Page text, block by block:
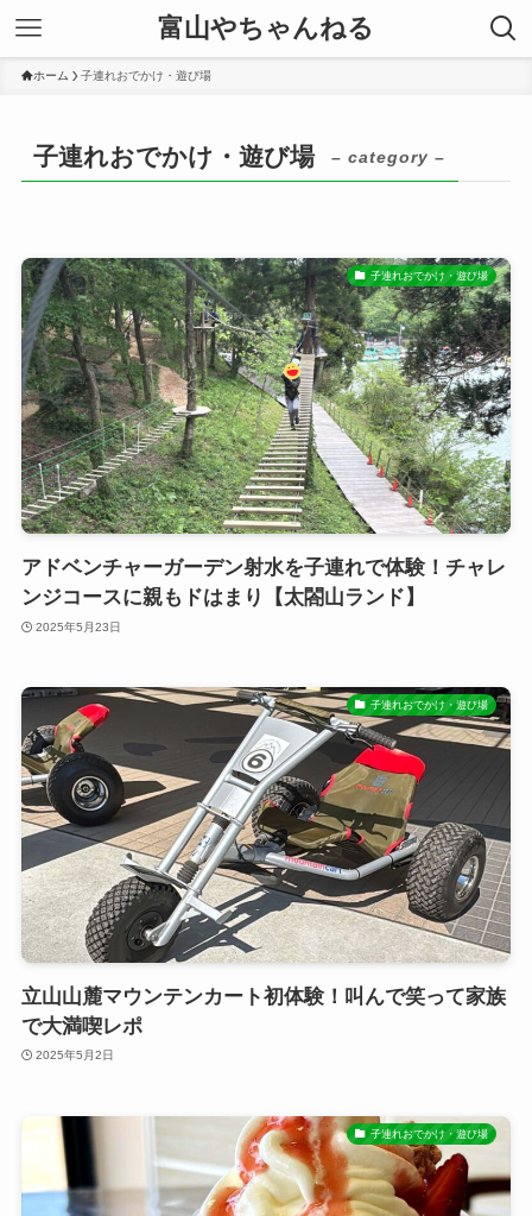
富山やちゃんねる
ホーム 子連れおでかけ・遊び場
子連れおでかけ・遊び場 – category –
子連れおでかけ・遊び場
アドベンチャーガーデン射水を子連れで体験！チャレ
ンジコースに親もドはまり【太閤山ランド】
2025年5月23日
子連れおでかけ・遊び場
立山山麓マウンテンカート初体験！叫んで笑って家族
で大満喫レポ
2025年5月2日
子連れおでかけ・遊び場